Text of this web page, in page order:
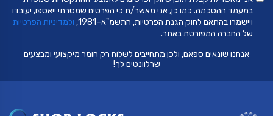
במעמד ההסכמה. כמו כן, אני מאשר/ת כי הפרטים שמסרתי ייאספו, יעובדו
ויישמרו בהתאם לחוק הגנת הפרטיות, התשמ"א–1981,
ולמדיניות הפרטיות
של החברה המפורטת באתר.
אנחנו שונאים ספאם, ולכן מתחייבים לשלוח רק חומר מיקצועי ומבצעים
שרלוונטים לך!